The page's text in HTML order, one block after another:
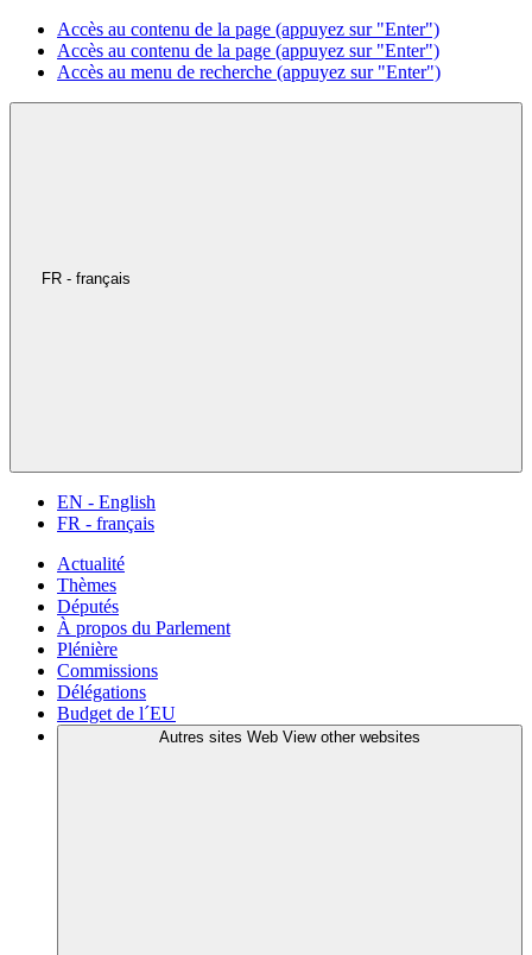
Accès au contenu de la page (appuyez sur "Enter")
Accès au contenu de la page (appuyez sur "Enter")
Accès au menu de recherche (appuyez sur "Enter")
FR - français
EN - English
FR - français
Actualité
Thèmes
Députés
À propos du Parlement
Plénière
Commissions
Délégations
Budget de l´EU
Autres sites Web View other websites